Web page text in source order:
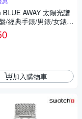
BLUE AWAY 太陽光譜
/經典手錶/男錶/女錶/
SO28K700 (34mm)
加入購物車